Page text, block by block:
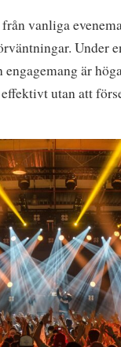
vanliga
Under
är
utan att